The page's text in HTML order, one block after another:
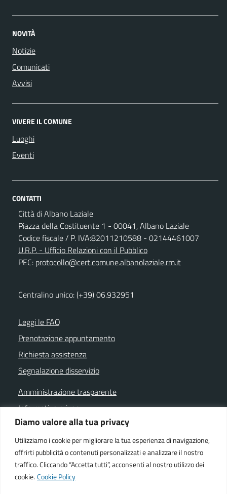
Diamo valore alla tua privacy
Utilizziamo i cookie per migliorare la tua esperienza di navigazione,
offrirti pubblicità o contenuti personalizzati e analizzare il nostro
traffico. Cliccando “Accetta tutti”, acconsenti al nostro utilizzo dei
cookie. Cookie Policy
NOVITÀ
Notizie
Comunicati
Avvisi
VIVERE IL COMUNE
Luoghi
Eventi
CONTATTI
Città di Albano Laziale
Piazza della Costituente 1 - 00041, Albano Laziale
Codice fiscale / P. IVA:82011210588 - 02144461007
U.R.P. - Ufficio Relazioni con il Pubblico
PEC: protocollo@cert.comune.albanolaziale.rm.it
Centralino unico: (+39) 06.932951
Leggi le FAQ
Prenotazione appuntamento
Richiesta assistenza
Segnalazione disservizio
Amministrazione trasparente
Informativa privacy
Note legali
Dichiarazione di accessibilità
Cookie policy